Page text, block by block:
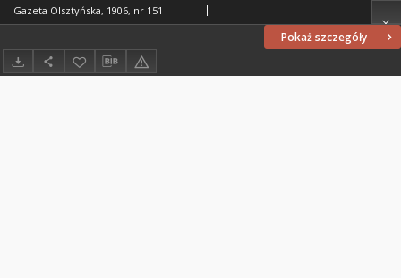
Pokaż szczegóły
Gazeta Olsztyńska, 1906, nr 151